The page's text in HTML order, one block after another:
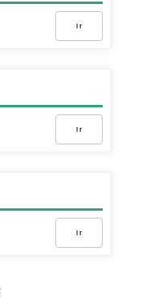
Ir
Ir
Ir